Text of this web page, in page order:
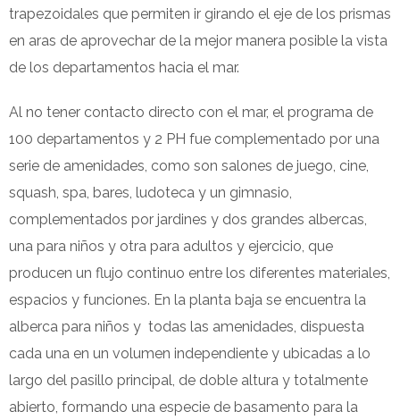
trapezoidales que permiten ir girando el eje de los prismas
en aras de aprovechar de la mejor manera posible la vista
de los departamentos hacia el mar.
Al no tener contacto directo con el mar, el programa de
100 departamentos y 2 PH fue complementado por una
serie de amenidades, como son salones de juego, cine,
squash, spa, bares, ludoteca y un gimnasio,
complementados por jardines y dos grandes albercas,
una para niños y otra para adultos y ejercicio, que
producen un flujo continuo entre los diferentes materiales,
espacios y funciones. En la planta baja se encuentra la
alberca para niños y todas las amenidades, dispuesta
cada una en un volumen independiente y ubicadas a lo
largo del pasillo principal, de doble altura y totalmente
abierto, formando una especie de basamento para la